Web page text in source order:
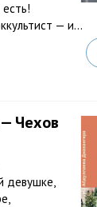
— и...
Чехов
девушке,